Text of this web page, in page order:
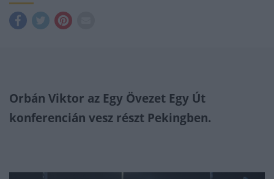
Orbán Viktor az Egy Övezet Egy Út
konferencián vesz részt Pekingben.